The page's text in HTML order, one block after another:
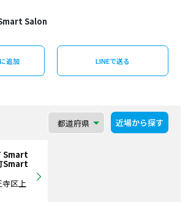
Salon
追加 LINEで送る
近場から探す
Smart
Smart
寺区上